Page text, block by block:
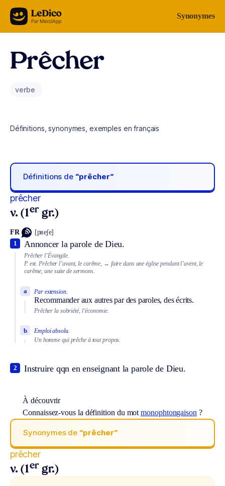
Aller au contenu Synonymes
Prêcher
verbe
Définitions, synonymes, exemples en français
Définitions de “prêcher“
prêcher
v. (1er gr.)
FR [pʀeʃe]
Annoncer la parole de Dieu.
1
Prêcher l’Évangile.
P. ext. Prêcher l’avant, le carême, → faire dans une église pendant l’avent, le
carême, une suite de sermons.
Par extension.
Recommander aux autres par des paroles, des écrits.
a
Prêcher la sobriété, l’économie.
Emploi absolu.
b
Un homme qui prêche à tout propos.
Instruire qqn en enseignant la parole de Dieu.
2
À découvrir
Connaissez-vous la définition du motmonophtongaison ?
Synonymes de “prêcher“
prêcher
v. (1er gr.)